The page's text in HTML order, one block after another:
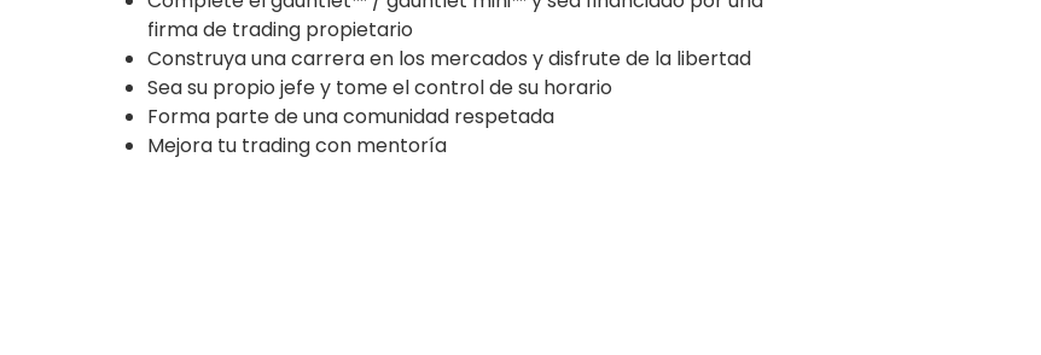
firma de trading propietario
Construya una carrera en los mercados y disfrute de la libertad
Sea su propio jefe y tome el control de su horario
Forma parte de una comunidad respetada
Mejora tu trading con mentoría